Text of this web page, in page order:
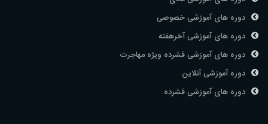
دوره های آموزشی خصوصی
دوره های آموزشی آخرهفته
دوره های آموزشی فشرده ویژه مهاجرت
دوره آموزشی آنلاین
دوره های آموزشی فشرده